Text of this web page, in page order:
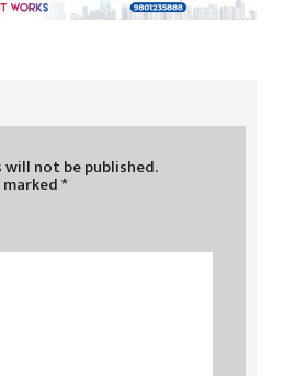
not be published.
*